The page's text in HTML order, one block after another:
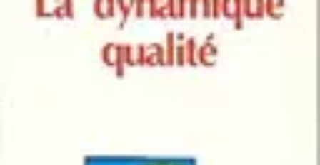
Moments Apéritifs
Tendances
Conseils et Astuces Récettes et AstucesRecettes
Moments Apéritifs